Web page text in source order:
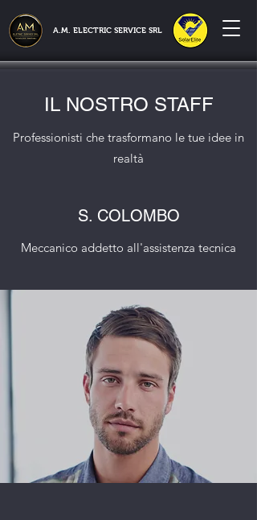
A.M. ELECTRIC SERVICE SRL
IL NOSTRO STAFF
Professionisti che trasformano le tue idee in
realtà
S. COLOMBO
Meccanico addetto all'assistenza tecnica